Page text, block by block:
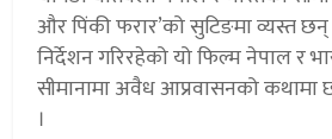
और पिंकी फरार’को सुटिङमा व्यस्त
निर्देशन गरिरहेको यो फिल्म नेपाल र
सीमानामा अवैध आप्रवासनको कथामा
।